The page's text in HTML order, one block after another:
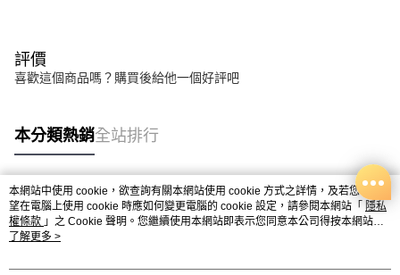
評價
喜歡這個商品嗎？購買後給他一個好評吧
本分類熱銷全站排行
熱門標籤
本網站中使用 cookie，欲查詢有關本網站使用 cookie 方式之詳情，及若您不希
望在電腦上使用 cookie 時應如何變更電腦的 cookie 設定，請參閱本網站「 隱私
權條款 」之 Cookie 聲明。您繼續使用本網站即表示您同意本公司得按本網站使
用條款之 Cookie 聲明使用 cookie。
了解更多 >